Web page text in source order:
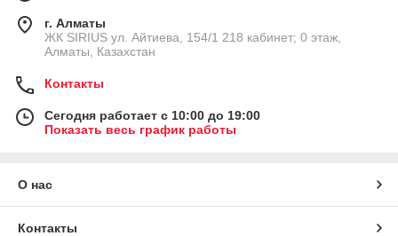
г. Алматы
​ЖК SIRIUS​ ул. Айтиева, 154/1​ 218 кабинет; 0 этаж,
Алматы, Казахстан
Контакты
Сегодня работает с 10:00 до 19:00
Показать весь график работы
О нас
Контакты